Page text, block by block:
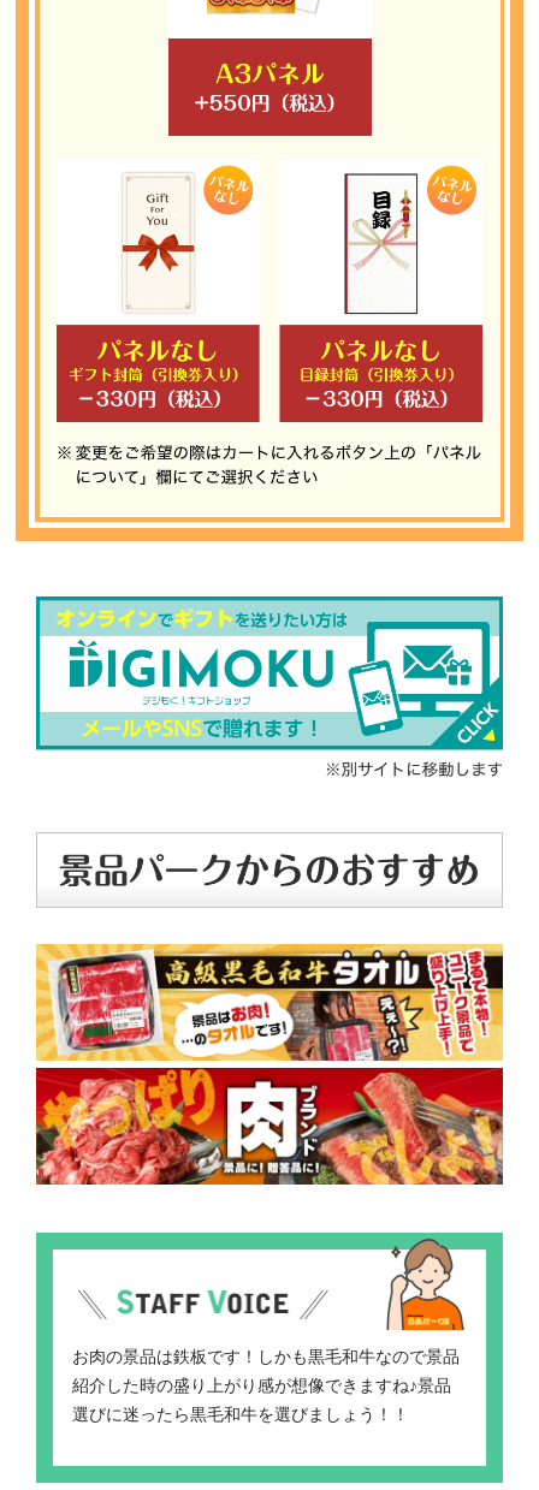
お肉の景品は鉄板です！しかも黒毛和牛なので景品
紹介した時の盛り上がり感が想像できますね♪景品
選びに迷ったら黒毛和牛を選びましょう！！